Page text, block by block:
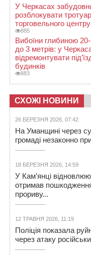
У Черкасах
розблокувати
торговельного
885
Вибоїни глибиною
до 3 метрів: у
відремонтувати
будинків
883
СХОЖІ НОВИНИ
26 БЕРЕЗНЯ 2026, 07:42
На Уманщині через
громаді незаконно
18 БЕРЕЗНЯ 2026, 14:59
У Кам’янці
отримав
прориву...
12 ТРАВНЯ 2026, 11:19
Поліція показала
через атаку